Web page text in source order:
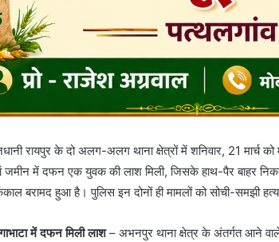
रायपुर के दो अलग-अलग थाना क्षेत्रों में शनिवार, 21
में दफन एक युवक की लाश मिली, जिसके हाथ-पैर बाहर
बरामद हुआ है। पुलिस इन दोनों ही मामलों को सोची-समझी
में दफन मिली लाश– अभनपुर थाना क्षेत्र के अंतर्गत आने